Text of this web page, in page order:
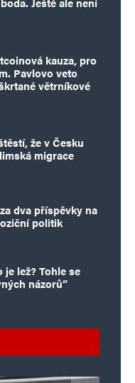
kauza, pro
Pavlovo veto
větrníkové
že v Česku
migrace
dva příspěvky na
politik
lež? Tohle se
názorů“